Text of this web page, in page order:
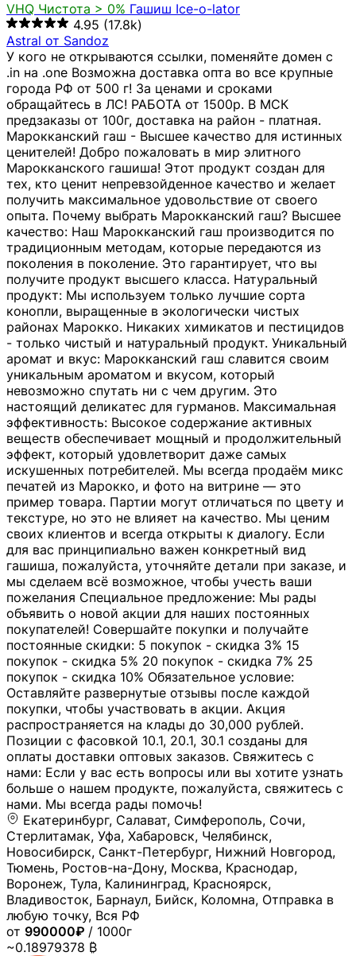
VHQ Чистота > 0% Гашиш Ice-o-lator
4.95 (17.8k)
Astral от Sandoz
У кого не открываются ссылки, поменяйте домен с
.in на .one Возможна доставка опта во все крупные
города РФ от 500 г! За ценами и сроками
обращайтесь в ЛС! РАБОТА от 1500р. В МСК
предзаказы от 100г, доставка на район - платная.
Марокканский гаш - Высшее качество для истинных
ценителей! Добро пожаловать в мир элитного
Марокканского гашиша! Этот продукт создан для
тех, кто ценит непревзойденное качество и желает
получить максимальное удовольствие от своего
опыта. Почему выбрать Марокканский гаш? Высшее
качество: Наш Марокканский гаш производится по
традиционным методам, которые передаются из
поколения в поколение. Это гарантирует, что вы
получите продукт высшего класса. Натуральный
продукт: Мы используем только лучшие сорта
конопли, выращенные в экологически чистых
районах Марокко. Никаких химикатов и пестицидов
- только чистый и натуральный продукт. Уникальный
аромат и вкус: Марокканский гаш славится своим
уникальным ароматом и вкусом, который
невозможно спутать ни с чем другим. Это
настоящий деликатес для гурманов. Максимальная
эффективность: Высокое содержание активных
веществ обеспечивает мощный и продолжительный
эффект, который удовлетворит даже самых
искушенных потребителей. Мы всегда продаём микс
печатей из Марокко, и фото на витрине — это
пример товара. Партии могут отличаться по цвету и
текстуре, но это не влияет на качество. Мы ценим
своих клиентов и всегда открыты к диалогу. Если
для вас принципиально важен конкретный вид
гашиша, пожалуйста, уточняйте детали при заказе, и
мы сделаем всё возможное, чтобы учесть ваши
пожелания Специальное предложение: Мы рады
объявить о новой акции для наших постоянных
покупателей! Совершайте покупки и получайте
постоянные скидки: 5 покупок - скидка 3% 15
покупок - скидка 5% 20 покупок - скидка 7% 25
покупок - скидка 10% Обязательное условие:
Оставляйте развернутые отзывы после каждой
покупки, чтобы участвовать в акции. Акция
распространяется на клады до 30,000 рублей.
Позиции с фасовкой 10.1, 20.1, 30.1 созданы для
оплаты доставки оптовых заказов. Свяжитесь с
нами: Если у вас есть вопросы или вы хотите узнать
больше о нашем продукте, пожалуйста, свяжитесь с
нами. Мы всегда рады помочь!
Екатеринбург, Салават, Симферополь, Сочи,
Стерлитамак, Уфа, Хабаровск, Челябинск,
Новосибирск, Санкт-Петербург, Нижний Новгород,
Тюмень, Ростов-на-Дону, Москва, Краснодар,
Воронеж, Тула, Калининград, Красноярск,
Владивосток, Барнаул, Бийск, Коломна, Отправка в
любую точку, Вся РФ
от 990000₽ / 1000г
~0.18979378 ₿